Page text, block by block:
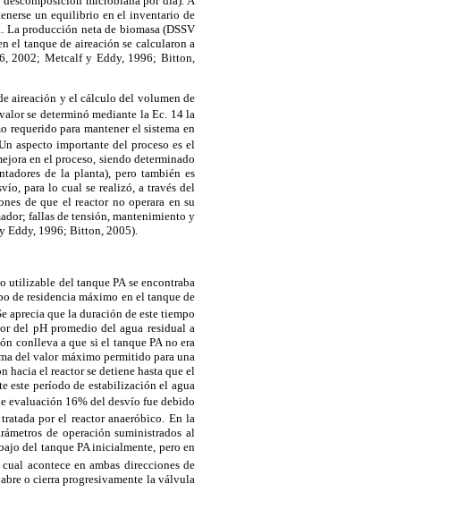
un equilibrio en el inventario de
La producción neta de biomasa (DSSV
el tanque de aireación se calcularon a
2002; Metcalf y Eddy, 1996; Bitton,
aireación y el cálculo del volumen de
se determinó mediante la Ec. 14 la
requerido para mantener el sistema en
aspecto importante del proceso es el
en el proceso, siendo determinado
de la planta), pero también es
para lo cual se realizó, a través del
de que el reactor no operara en su
fallas de tensión, mantenimiento y
Eddy, 1996; Bitton, 2005).
utilizable del tanque PA se encontraba
de residencia máximo en el tanque de
aprecia que la duración de este tiempo
del pH promedio del agua residual a
conlleva a que si el tanque PA no era
del valor máximo permitido para una
el reactor se detiene hasta que el
este período de estabilización el agua
evaluación 16% del desvío fue debido
por el reactor anaeróbico. En la
de operación suministrados al
del tanque PA inicialmente, pero en
cual acontece en ambas direcciones de
o cierra progresivamente la válvula